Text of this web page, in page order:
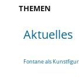
THEMEN
Aktuelles
Fontane als Kunstfigur